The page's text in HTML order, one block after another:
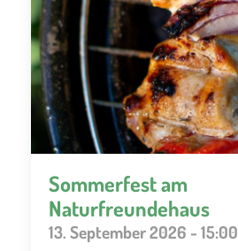
Sommerfest am
Naturfreundehaus
13. September 2026 - 15:00